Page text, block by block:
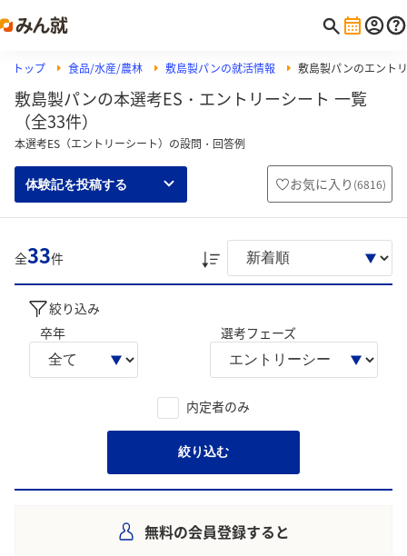
トップ 食品/水産/農林 敷島製パンの就活情報 敷島製パンのエント
敷島製パンの本選考ES・エントリーシート 一覧
（全33件）
本選考ES（エントリーシート）の設問・回答例
体験記を投稿する お気に入り (6816)
全33件
絞り込み
卒年
選考フェーズ
内定者のみ
絞り込む
無料の会員登録すると